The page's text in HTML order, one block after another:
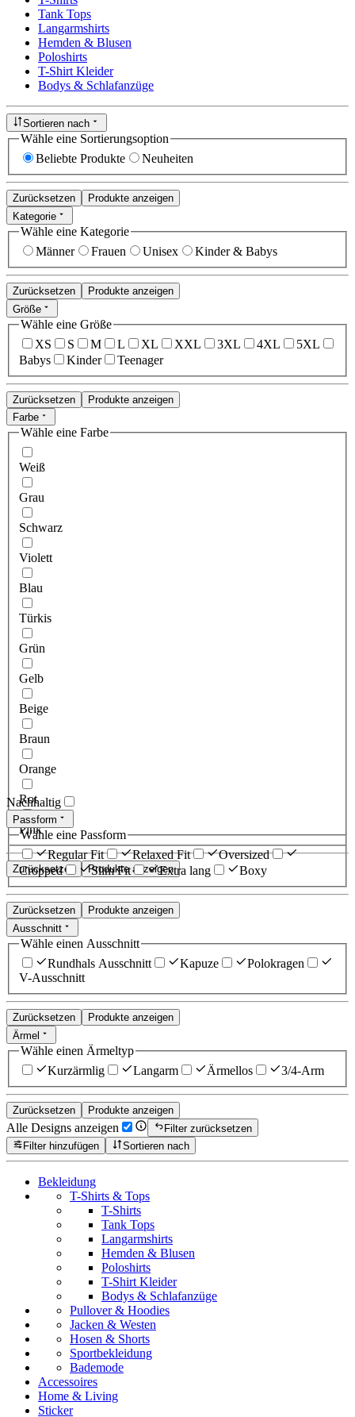
Tank Tops
Langarmshirts
Hemden & Blusen
Poloshirts
T-Shirt Kleider
Bodys & Schlafanzüge
Sortieren nach
Wähle eine Sortierungsoption
Beliebte Produkte
Neuheiten
Zurücksetzen
Produkte anzeigen
Kategorie
Wähle eine Kategorie
Männer
Frauen Unisex Kinder & Babys
Zurücksetzen
Produkte anzeigen
Größe
Wähle eine Größe
XS
S M L XL XXL 3XL 4XL
5XL
Babys
Kinder Teenager
Zurücksetzen
Produkte anzeigen
Farbe
Wähle eine Farbe
Weiß
Grau
Schwarz
Violett
Blau
Türkis
Grün
Gelb
Beige
Braun
Orange
Rot
Pink
Zurücksetzen Produkte anzeigen
Nachhaltig
Passform
Wähle eine Passform
Regular Fit
Relaxed Fit
Oversized
Cropped
Slim Fit Extra lang Boxy
Zurücksetzen
Produkte anzeigen
Ausschnitt
Wähle einen Ausschnitt
Rundhals Ausschnitt
Kapuze
Polokragen
V-Ausschnitt
Zurücksetzen
Produkte anzeigen
Ärmel
Wähle einen Ärmeltyp
Kurzärmlig
Langarm Ärmellos 3/4-Arm
Zurücksetzen Produkte anzeigen
Alle Designs anzeigen
Filter zurücksetzen
Filter hinzufügen
Sortieren nach
Bekleidung
T-Shirts & Tops
T-Shirts
Tank Tops
Langarmshirts
Hemden & Blusen
Poloshirts
T-Shirt Kleider
Bodys & Schlafanzüge
Pullover & Hoodies
Jacken & Westen
Hosen & Shorts
Sportbekleidung
Bademode
Accessoires
Home & Living
Sticker